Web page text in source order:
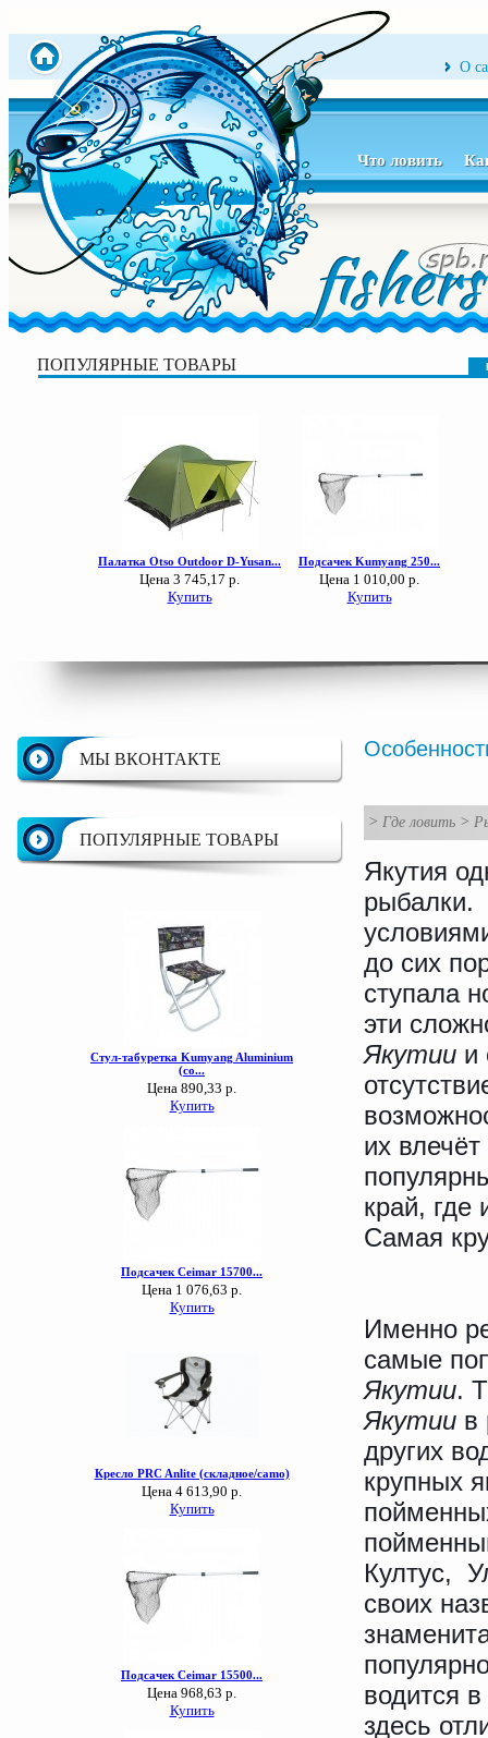
О
Что ловить
ПОПУЛЯРНЫЕ ТОВАРЫ
МЫ ВКОНТАКТЕ
ПОПУЛЯРНЫЕ ТОВАРЫ
> Где ловить >
Якутия
рыбалки.
до сих
ступала
эти
Якутии и
их
край, где
Самая
Именно
самые
Якутии.
Якутии в
других
крупных
Култус,
своих
водится
здесь